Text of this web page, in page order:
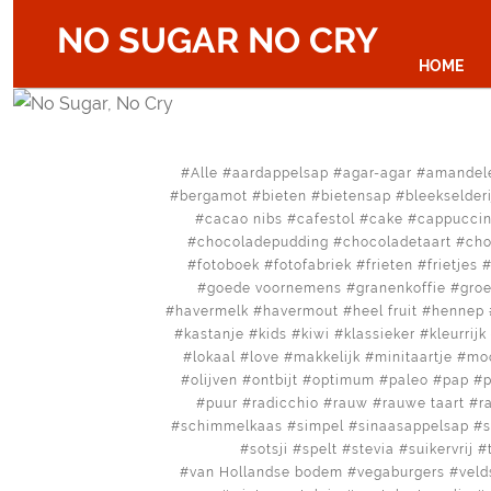
NO SUGAR NO CRY
HOME
Alle aardappelsap agar-agar
bergamot
bieten bietensap
cacao nibs
cafestol cake
chocoladepudding
chocoladetaart
fotoboek
fotofabriek frieten frietjes
goede voornemens
granenkoffie
havermelk
havermout heel fruit hennep
kastanje
kids kiwi klassieker kleurrijk
lokaal
love makkelijk minitaartje
olijven
ontbijt optimum paleo pap
puur
radicchio rauw rauwe taart
schimmelkaas
simpel sinaasappelsap
sotsji
spelt stevia suikervrij
van Hollandse bodem
vegaburgers